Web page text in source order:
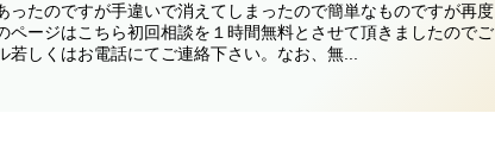
ったのですが手違いで消えてしまったので簡単なものですが再度
ページはこちら初回相談を１時間無料とさせて頂きましたのでご
若しくはお電話にてご連絡下さい。なお、無...